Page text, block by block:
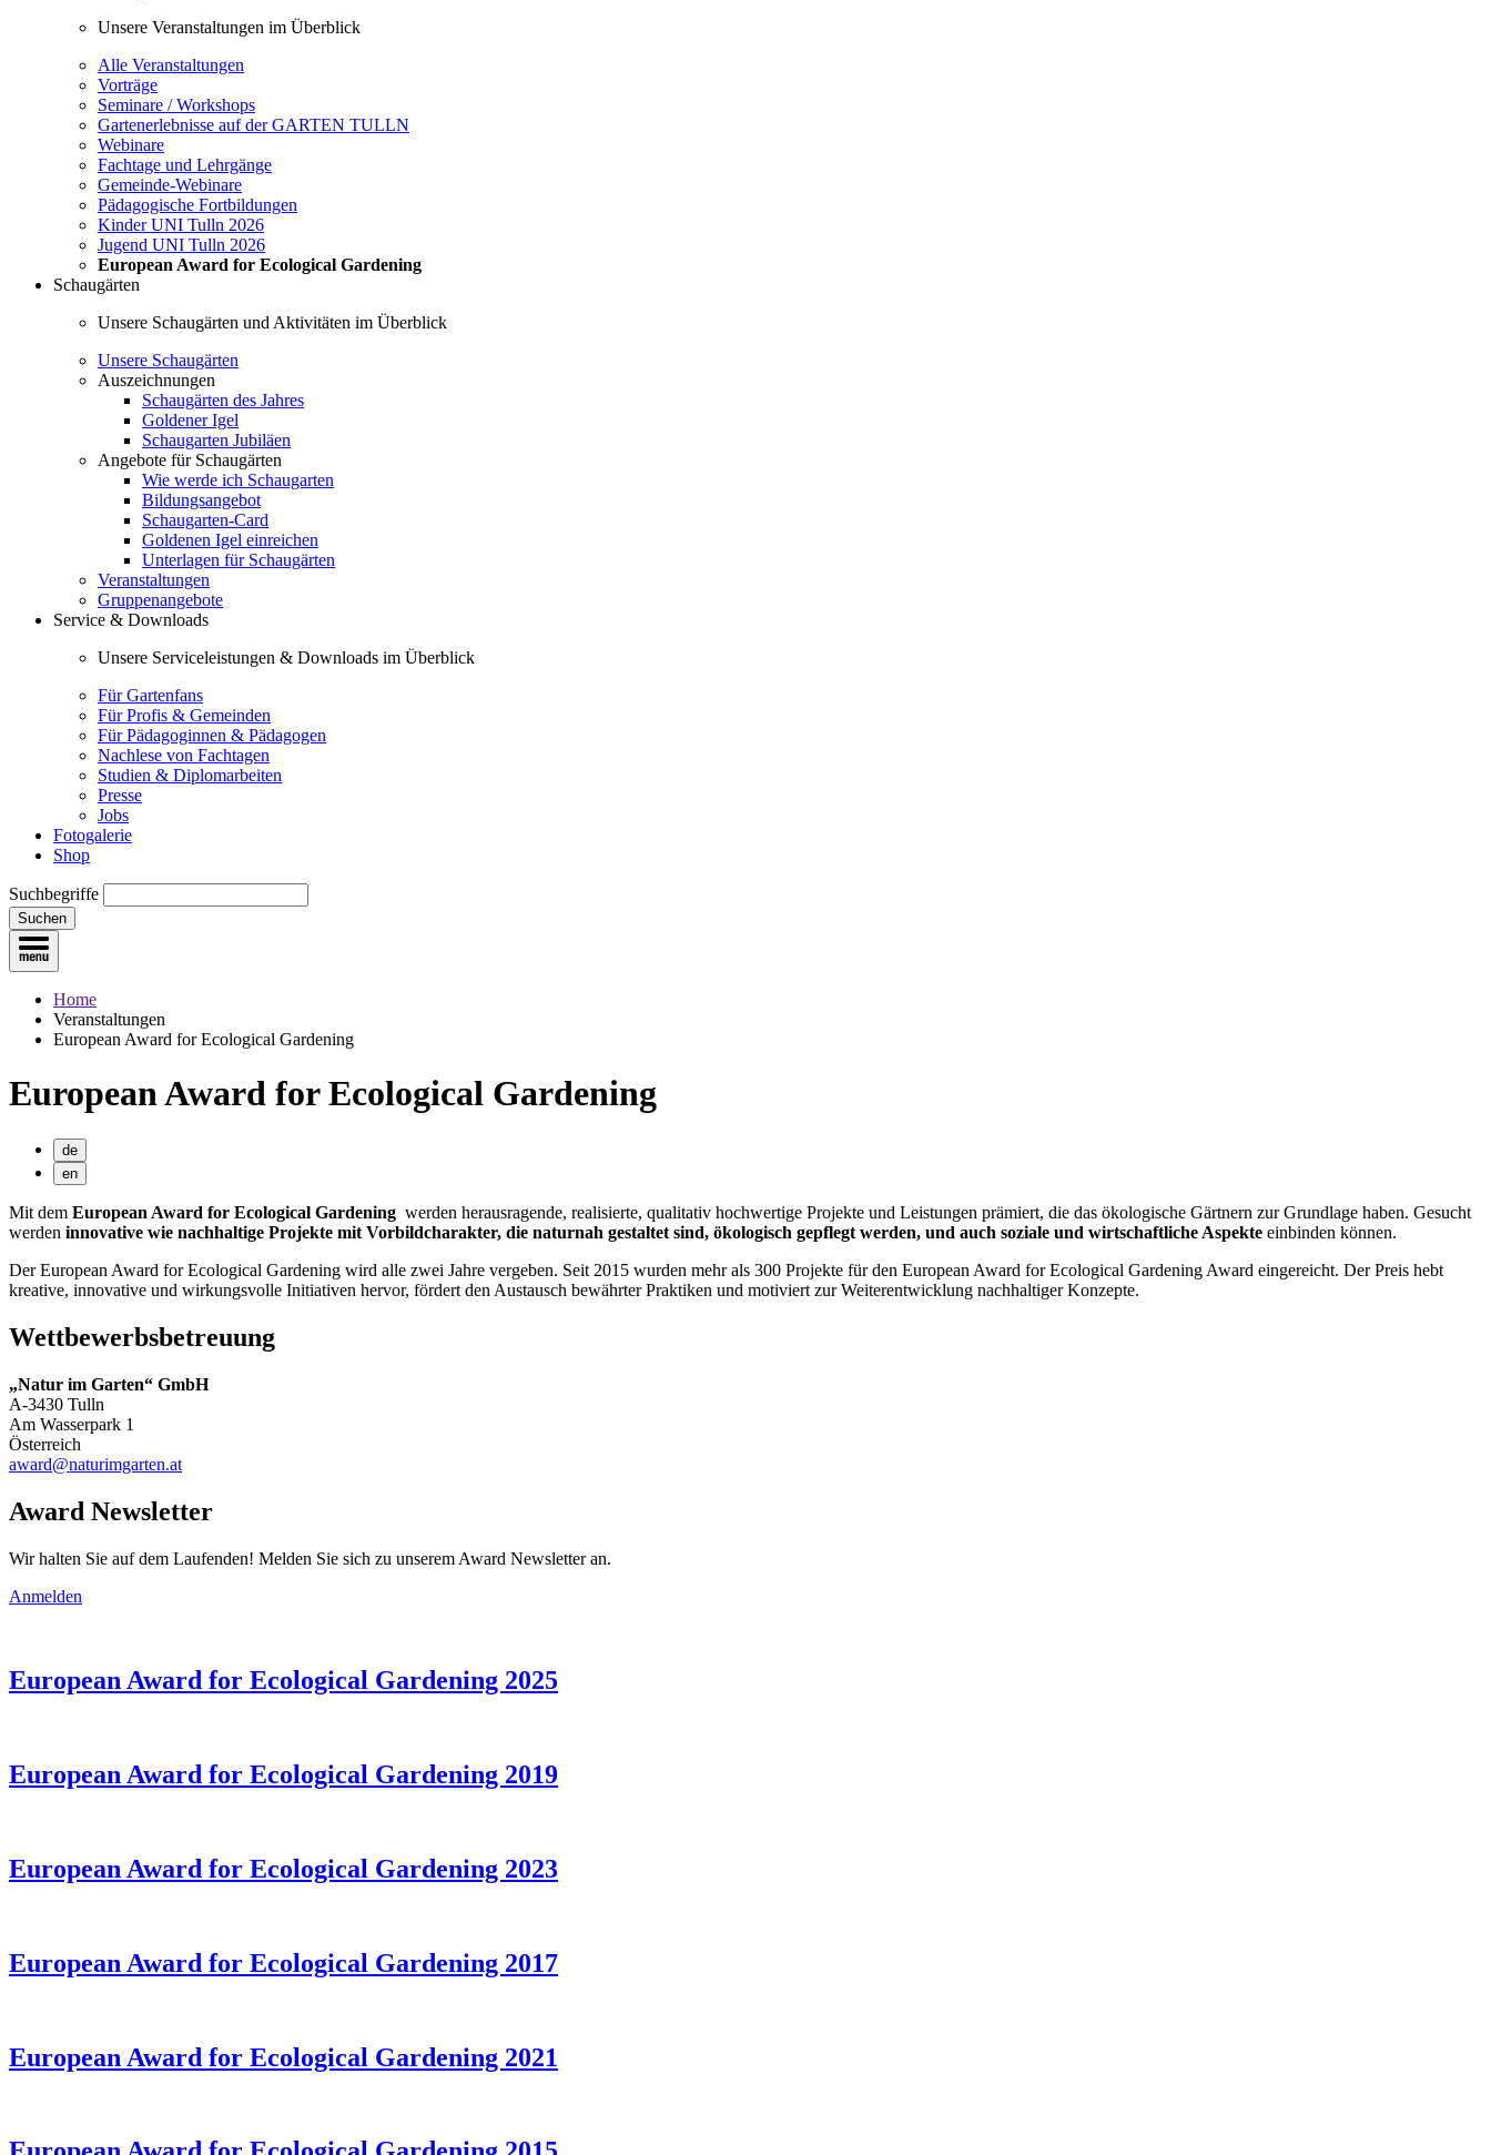
Unsere Veranstaltungen im Überblick
Alle Veranstaltungen
Vorträge
Seminare / Workshops
Gartenerlebnisse auf der GARTEN TULLN
Webinare
Fachtage und Lehrgänge
Gemeinde-Webinare
Pädagogische Fortbildungen
Kinder UNI Tulln 2026
Jugend UNI Tulln 2026
European Award for Ecological Gardening
Schaugärten
Unsere Schaugärten und Aktivitäten im Überblick
Unsere Schaugärten
Auszeichnungen
Schaugärten des Jahres
Goldener Igel
Schaugarten Jubiläen
Angebote für Schaugärten
Wie werde ich Schaugarten
Bildungsangebot
Schaugarten-Card
Goldenen Igel einreichen
Unterlagen für Schaugärten
Veranstaltungen
Gruppenangebote
Service & Downloads
Unsere Serviceleistungen & Downloads im Überblick
Für Gartenfans
Für Profis & Gemeinden
Für Pädagoginnen & Pädagogen
Nachlese von Fachtagen
Studien & Diplomarbeiten
Presse
Jobs
Fotogalerie
Shop
Suchbegriffe
Suchen
Home
Veranstaltungen
European Award for Ecological Gardening
European Award for Ecological Gardening
de
en
Mit dem European Award for Ecological Gardening werden herausragende, realisierte, qualitativ hochwertige Projekte und Leistungen prämiert, die das ökologische Gärtnern zur Grundlage haben. Gesucht
werden innovative wie nachhaltige Projekte mit Vorbildcharakter, die naturnah gestaltet sind, ökologisch gepflegt werden, und auch soziale und wirtschaftliche Aspekte einbinden können.
Der European Award for Ecological Gardening wird alle zwei Jahre vergeben. Seit 2015 wurden mehr als 300 Projekte für den European Award for Ecological Gardening Award eingereicht. Der Preis hebt
kreative, innovative und wirkungsvolle Initiativen hervor, fördert den Austausch bewährter Praktiken und motiviert zur Weiterentwicklung nachhaltiger Konzepte.
Wettbewerbsbetreuung
„Natur im Garten“ GmbH
A-3430 Tulln
Am Wasserpark 1
Österreich
award@naturimgarten.at
Award Newsletter
Wir halten Sie auf dem Laufenden! Melden Sie sich zu unserem Award Newsletter an.
Anmelden
European Award for Ecological Gardening 2025
European Award for Ecological Gardening 2019
European Award for Ecological Gardening 2023
European Award for Ecological Gardening 2017
European Award for Ecological Gardening 2021